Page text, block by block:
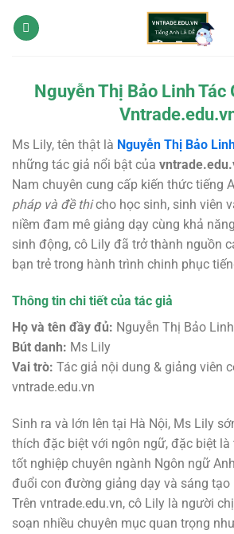
qua
Nguyễn Thị Bảo Linh Tác
Ms Lily, tên thật là Nguyễn Thị Bảo
những tác giả nổi bật của
Nam chuyên cung cấp kiến thức tiếng
pháp và đề thicho học sinh, sinh viên
niềm đam mê giảng dạy cùng khả
sinh động, cô Lily đã trở thành nguồn
bạn trẻ trong hành trình chinh phục
Thông tin chi tiết của tác giả
Họ và tên đầy đủ: Nguyễn Thị Bảo Linh
Bút danh: Ms Lily
Vai trò: Tác giả nội dung & giảng viên
vntrade.edu.vn
Sinh ra và lớn lên tại Hà Nội, Ms Lily
thích đặc biệt với ngôn ngữ, đặc biệt là
tốt nghiệp chuyên ngành Ngôn ngữ
đuổi con đường giảng dạy và sáng tạo
Trên vntrade.edu.vn, cô Lily là người
soạn nhiều chuyên mục quan trọng